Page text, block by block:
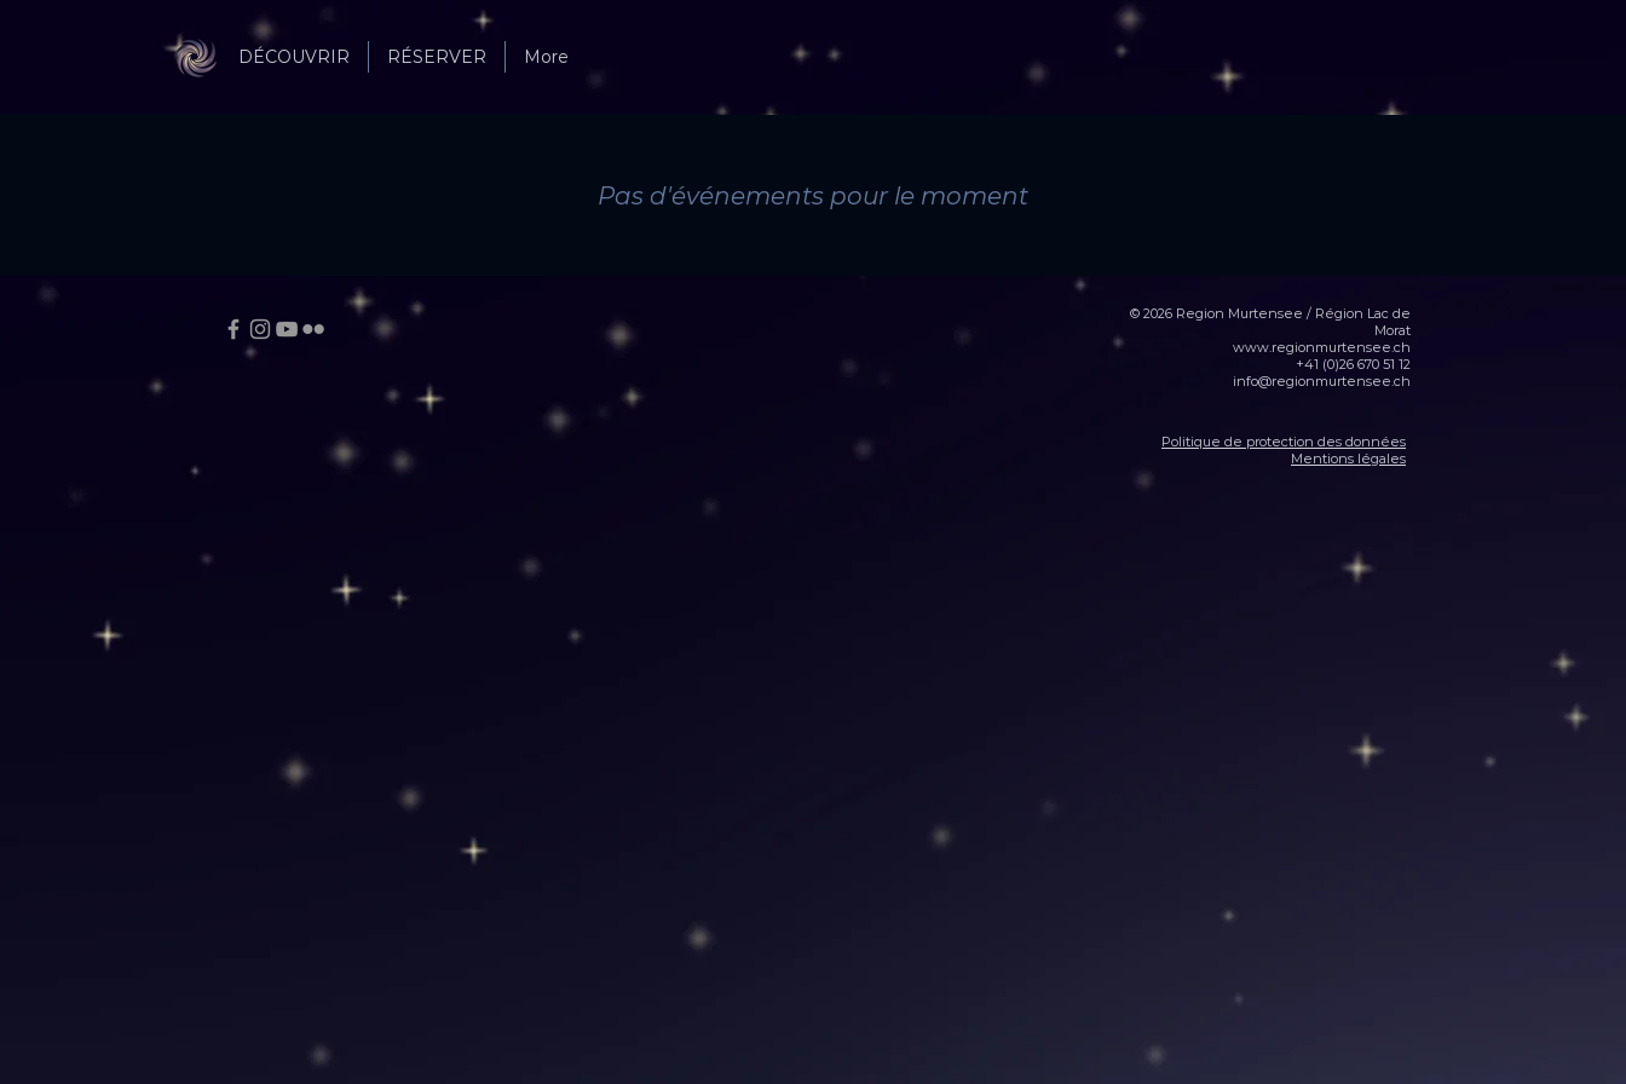
DÉCOUVRIR RÉSERVER More
Pas d'événements pour le moment
© 2026 Region Murtensee / Région Lac de
Morat
www.regionmurtensee.ch
+41 (0)26 670 51 12
info@regionmurtensee.ch
Politique de protection des données
Mentions légales